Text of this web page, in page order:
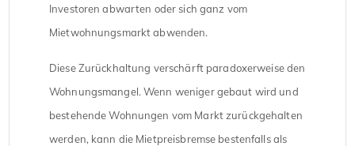
Investoren abwarten oder sich ganz vom
Mietwohnungsmarkt abwenden.
Diese Zurückhaltung verschärft paradoxerweise den
Wohnungsmangel. Wenn weniger gebaut wird und
bestehende Wohnungen vom Markt zurückgehalten
werden, kann die Mietpreisbremse bestenfalls als